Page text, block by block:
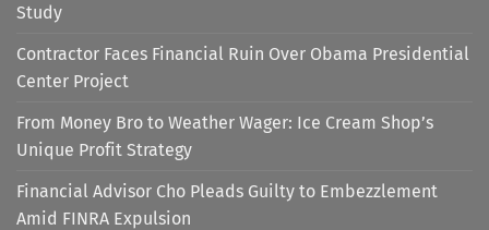
Study
Contractor Faces Financial Ruin Over Obama Presidential
Center Project
From Money Bro to Weather Wager: Ice Cream Shop’s
Unique Profit Strategy
Financial Advisor Cho Pleads Guilty to Embezzlement
Amid FINRA Expulsion